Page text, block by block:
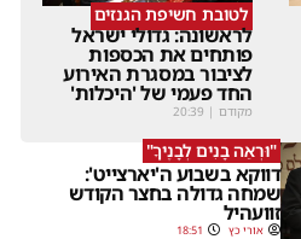
לטובת חשיפת הגנזים
לראשונה: גדולי ישראל
פותחים את הכספות
לציבור במסגרת האירוע
החד פעמי של 'היכלות'
מקודם |
20:39
"וּרְאֵה בָנִים לְבָנֶיךָ"
דווקא בשבוע ה'יארצייט':
שמחה גדולה בחצר הקודש
זוועהיל
אורי כץ 18:51